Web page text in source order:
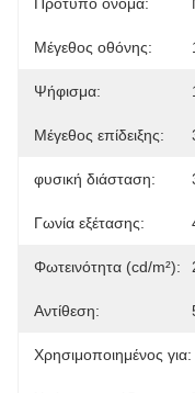
Μέγεθος οθόνης:
Ψήφισμα:
Μέγεθος επίδειξης:
φυσική διάσταση:
Γωνία εξέτασης:
Φωτεινότητα (cd/m²):
Αντίθεση:
Χρησιμοποιημένος για: